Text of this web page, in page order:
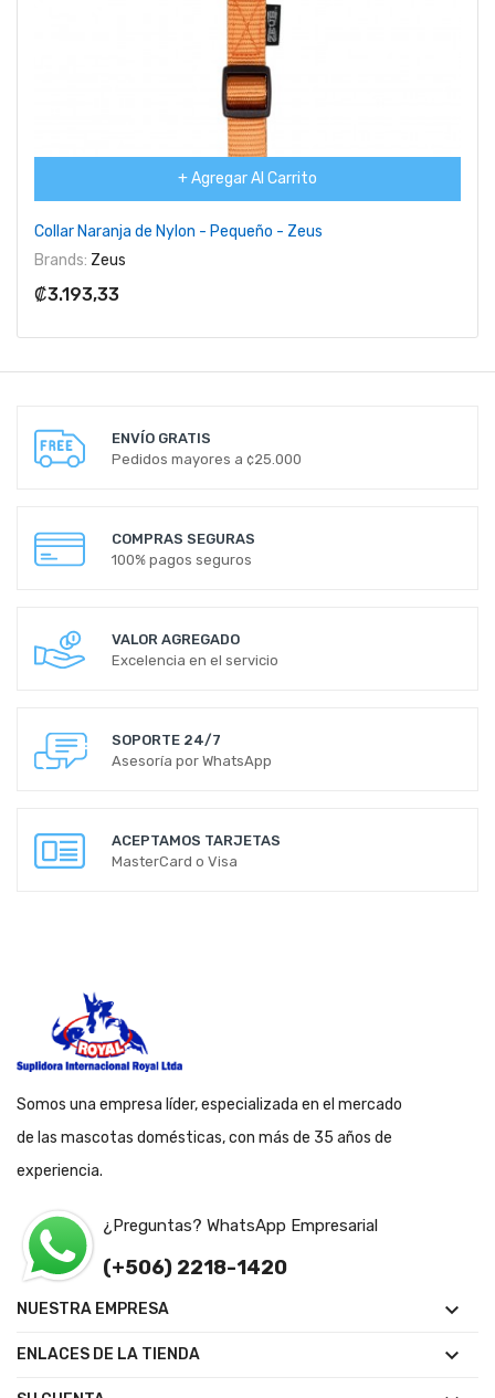
+ Agregar Al Carrito
Collar Naranja de Nylon - Pequeño - Zeus
Brands: Zeus
₡3.193,33
ENVÍO GRATIS
Pedidos mayores a ¢25.000
COMPRAS SEGURAS
100% pagos seguros
VALOR AGREGADO
Excelencia en el servicio
SOPORTE 24/7
Asesoría por WhatsApp
ACEPTAMOS TARJETAS
MasterCard o Visa
Somos una empresa líder, especializada en el mercado
de las mascotas domésticas, con más de 35 años de
experiencia.
¿Preguntas? WhatsApp Empresarial
(+506) 2218-1420
NUESTRA EMPRESA 
ENLACES DE LA TIENDA 